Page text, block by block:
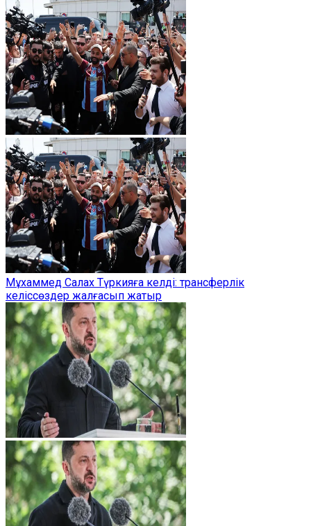
Мұхаммед Салах Түркияға келді: трансферлік
келіссөздер жалғасып жатыр